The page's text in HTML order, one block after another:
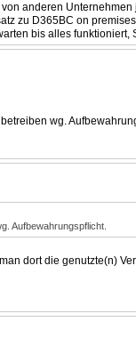
anderen
zu D365BC on
bis alles funktioniert,
wg.
Aufbewahrungspflicht.
dort die genutzte(n)